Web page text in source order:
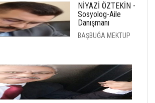
NİYAZİ ÖZTEKİN -
Sosyolog-Aile
Danışmanı
BAŞBUĞA MEKTUP